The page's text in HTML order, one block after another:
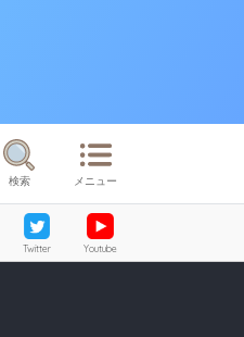
検索 メニュー
Twitter Youtube